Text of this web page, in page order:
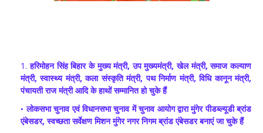
हरिमोहन सिंह बिहार के मुख्य मंत्री, उप मुख्यमंत्री, खेल मंत्री, समाज कल्याण
मंत्री, स्वास्थ्य मंत्री, कला संस्कृति मंत्री, पथ निर्माण मंत्री, विधि कानून मंत्री,
पंचायती राज मंत्री आदि के हाथों सम्मानित हो चुके हैं
लोकसभा चुनाव एवं विधानसभा चुनाव में चुनाव आयोग द्वारा मुंगेर पीडब्ल्यूडी ब्रांड
एंबेसडर, स्वच्छता सर्वेक्षण मिशन मुंगेर नगर निगम ब्रांड एंबेसडर बनाएं जा चुके हैं